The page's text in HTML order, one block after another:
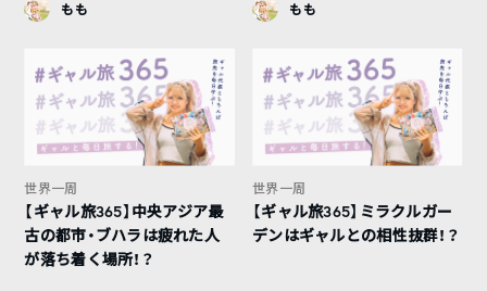
もも もも
世界一周
【ギャル旅365】中央アジア最
古の都市・ブハラは疲れた人
が落ち着く場所！？
世界一周
【ギャル旅365】ミラクルガー
デンはギャルとの相性抜群！？